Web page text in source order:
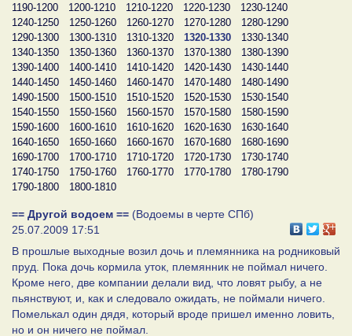
1190-1200
1200-1210 1210-1220 1220-1230
1230-1240
1240-1250
1250-1260 1260-1270 1270-1280
1280-1290
1290-1300
1300-1310 1310-1320 1320-1330
1330-1340
1340-1350
1350-1360 1360-1370 1370-1380
1380-1390
1390-1400
1400-1410 1410-1420 1420-1430
1430-1440
1440-1450
1450-1460 1460-1470 1470-1480
1480-1490
1490-1500
1500-1510 1510-1520 1520-1530
1530-1540
1540-1550
1550-1560 1560-1570 1570-1580
1580-1590
1590-1600
1600-1610 1610-1620 1620-1630
1630-1640
1640-1650
1650-1660 1660-1670 1670-1680
1680-1690
1690-1700
1700-1710 1710-1720 1720-1730
1730-1740
1740-1750
1750-1760 1760-1770 1770-1780
1780-1790
1790-1800
1800-1810
== Другой водоем == (Водоемы в черте СПб)
25.07.2009 17:51
В прошлые выходные возил дочь и племянника на родниковый
пруд. Пока дочь кормила уток, племянник не поймал ничего.
Кроме него, две компании делали вид, что ловят рыбу, а не
пьянствуют, и, как и следовало ожидать, не поймали ничего.
Помелькал один дядя, который вроде пришел именно ловить,
но и он ничего не поймал.